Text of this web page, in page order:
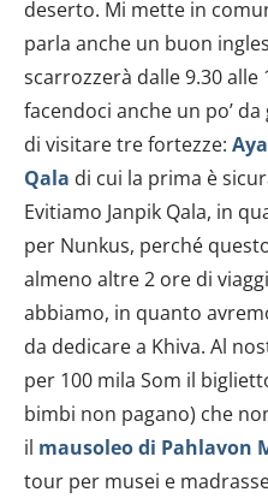
deserto. Mi mette in
parla anche un buon
scarrozzerà dalle 9.30 alle
facendoci anche un po’
di visitare tre fortezze:
Qala di cui la prima è
Evitiamo Janpik Qala, in
per Nunkus, perché
almeno altre 2 ore di
abbiamo, in quanto
da dedicare a Khiva. Al
per 100 mila Som il
bimbi non pagano) che
il mausoleo di Pahlavon
tour per musei e